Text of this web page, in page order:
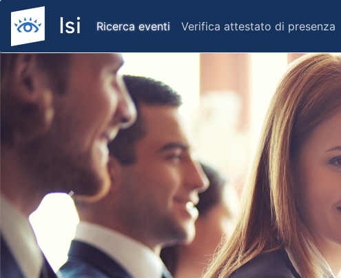
Ricerca eventi Verifica attestato di presenza
Previous